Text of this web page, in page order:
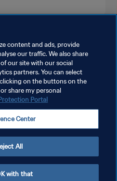
COOKIES
réservés.
content and ads, provide
our traffic. We also share
our site with our social
partners. You can select
on the buttons on the
share my personal
Portal
Center
All
with that